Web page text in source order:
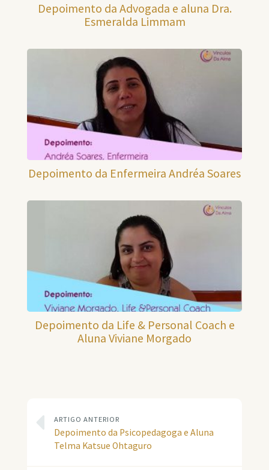
Depoimento da Advogada e aluna Dra.
Esmeralda Limmam
Depoimento da Enfermeira Andréa Soares
Depoimento da Life & Personal Coach e
Aluna Viviane Morgado
ARTIGO ANTERIOR
Depoimento da Psicopedagoga e Aluna
Telma Katsue Ohtaguro